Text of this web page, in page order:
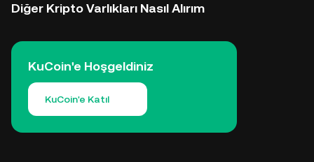
Diğer Kripto Varlıkları Nasıl Alırım
KuCoin'e Hoşgeldiniz
KuCoin'e Katıl